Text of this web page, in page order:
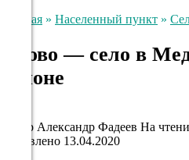
Главная » Населенный пункт »
Ежово — село в
районе
Автор Александр Фадеев На
Обновлено 13.04.2020